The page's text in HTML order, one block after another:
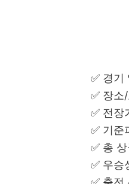
✅ 경기
✅ 장
✅ 전장
✅ 기
✅ 총
✅ 우승